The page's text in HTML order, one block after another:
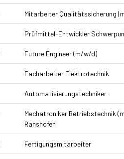
Mitarbeiter Qualitätssicherung
Prüfmittel-Entwickler
Future Engineer (m/w/d)
Facharbeiter Elektrotechnik
Automatisierungstechniker
Mechatroniker Betriebstechnik
Ranshofen
Fertigungsmitarbeiter